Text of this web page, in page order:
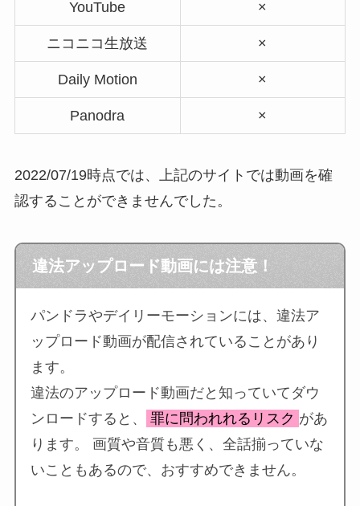
YouTube ×
ニコニコ生放送 ×
Daily Motion ×
Panodra ×
2022/07/19時点では、上記のサイトでは動画を確
認することができませんでした。
違法アップロード動画には注意！
パンドラやデイリーモーションには、違法ア
ップロード動画が配信されていることがあり
ます。
違法のアップロード動画だと知っていてダウ
ンロードすると、
罪に問われれるリスク があ
ります。 画質や音質も悪く、全話揃っていな
いこともあるので、おすすめできません。